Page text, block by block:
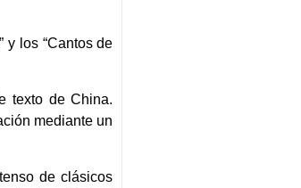
y los “Cantos de
texto de China.
mediante un
de clásicos